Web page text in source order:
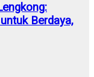
Berdaya,